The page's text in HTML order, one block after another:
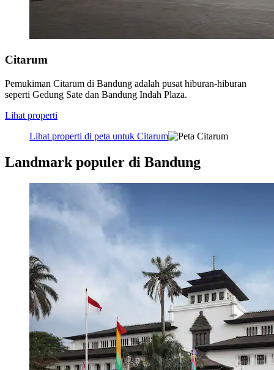
Citarum
Pemukiman Citarum di Bandung adalah pusat hiburan-hiburan
seperti Gedung Sate dan Bandung Indah Plaza.
Lihat properti
Lihat properti di peta untuk Citarum
Landmark populer di Bandung